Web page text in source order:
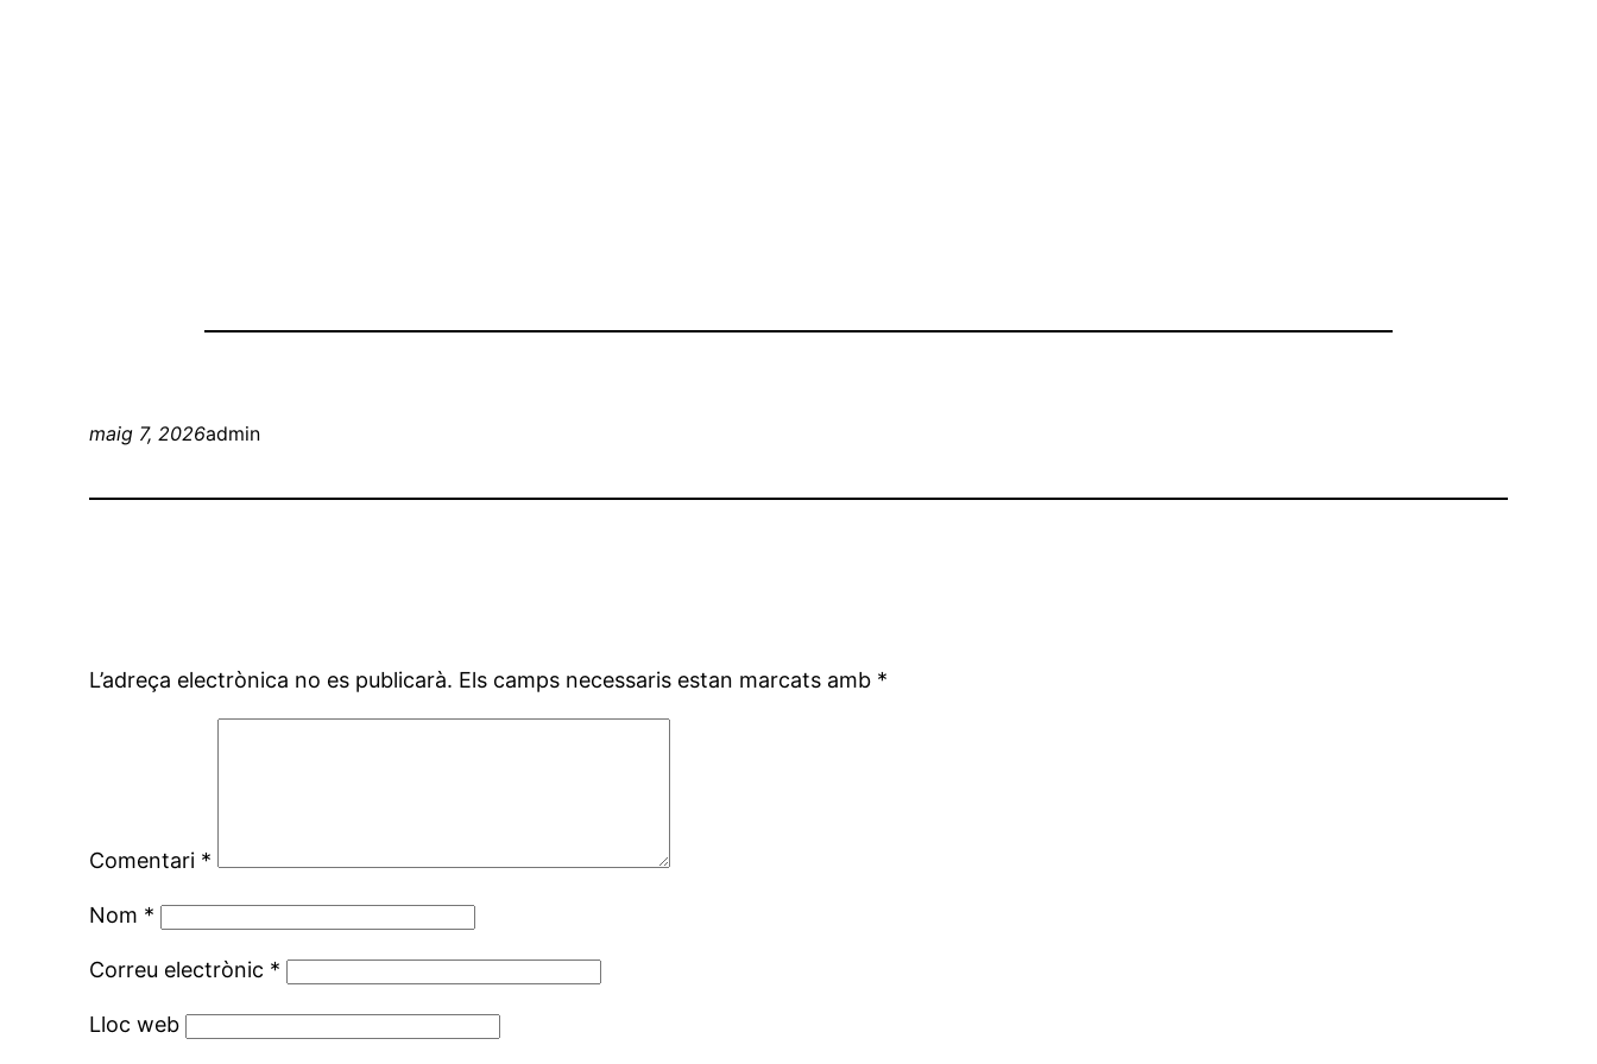
maig 7, 2026admin
L’adreça electrònica no es publicarà. Els camps necessaris estan marcats amb *
Comentari *
Nom *
Correu electrònic *
Lloc web